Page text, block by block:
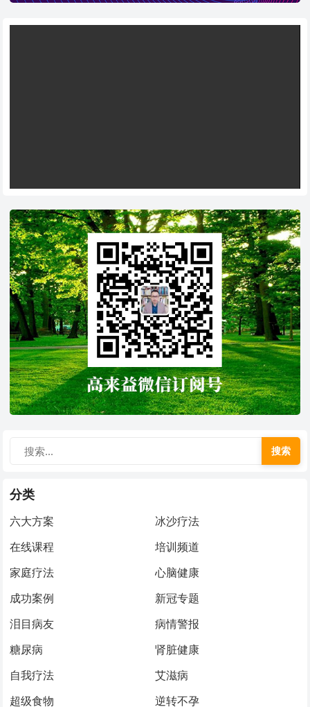
搜索
分类
六大方案
冰沙疗法
在线课程
培训频道
家庭疗法
心脑健康
成功案例
新冠专题
泪目病友
病情警报
糖尿病
肾脏健康
自我疗法
艾滋病
超级食物
逆转不孕